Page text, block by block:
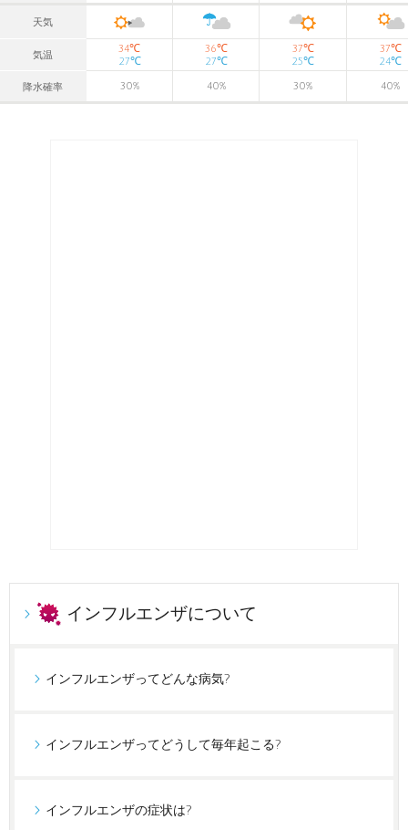
天気
気温
34℃
27℃
36℃
27℃
37℃
25℃
37℃
24℃
降水確率 30% 40% 30% 40%
インフルエンザについて
インフルエンザってどんな病気?
インフルエンザってどうして毎年起こる?
インフルエンザの症状は?